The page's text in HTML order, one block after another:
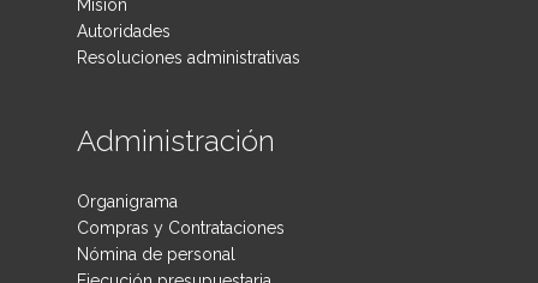
Misión
Autoridades
Resoluciones administrativas
Administración
Organigrama
Compras y Contrataciones
Nómina de personal